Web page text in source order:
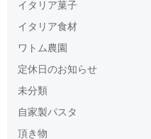
イタリア菓子
イタリア食材
ワトム農園
定休日のお知らせ
未分類
自家製パスタ
頂き物